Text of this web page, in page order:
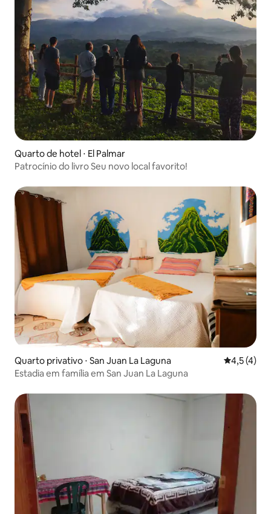
Quarto de hotel ⋅ El Palmar
Patrocínio do livro Seu novo local favorito!
Quarto privativo ⋅ San Juan La Laguna 4,5 de
4,5 (4)
Estadia em família em San Juan La Laguna